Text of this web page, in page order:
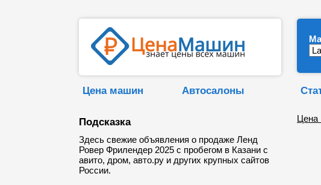
Цена машин Автосалоны
Подсказка
Здесь свежие объявления о продаже Ленд
Ровер Фрилендер 2025 с пробегом в Казани с
авито, дром, авто.ру и других крупных сайтов
России.
Цена